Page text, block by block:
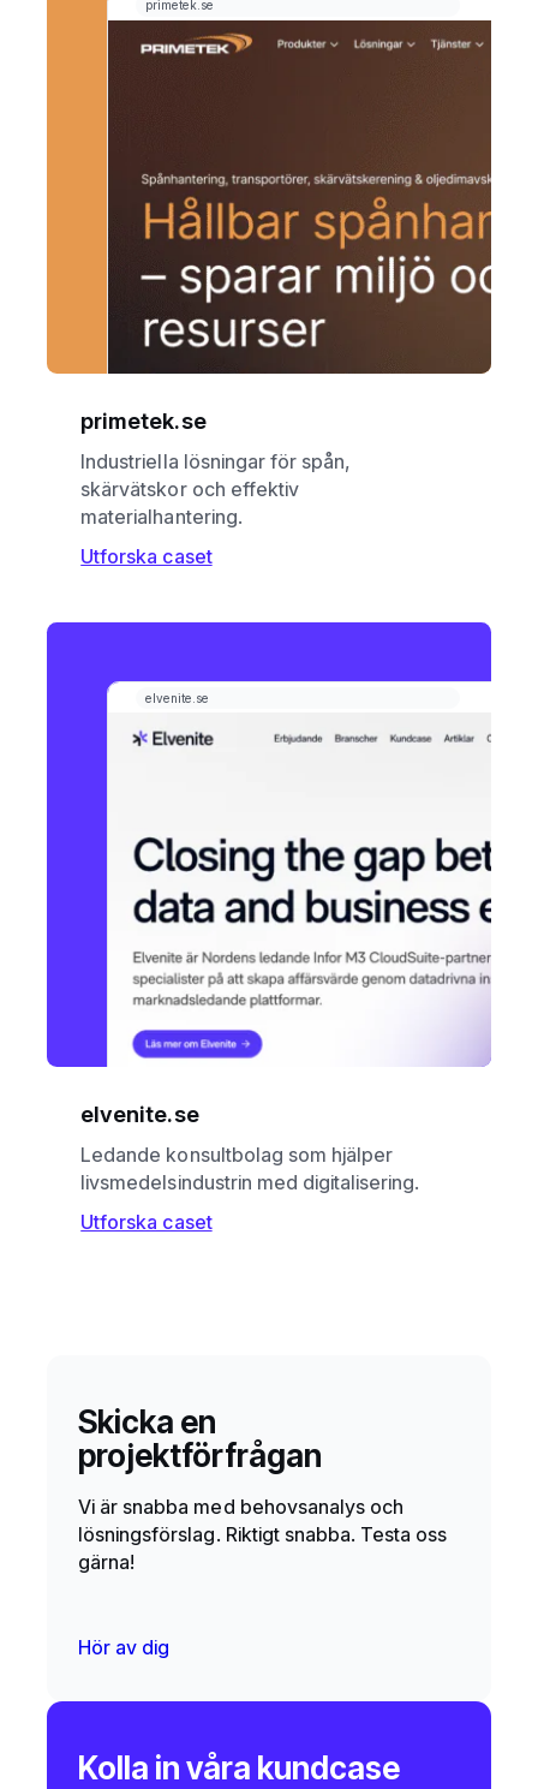
primetek.se
Industriella lösningar för spån,
skärvätskor och effektiv
materialhantering.
Utforska caset
elvenite.se
Ledande konsultbolag som hjälper
livsmedelsindustrin med digitalisering.
Utforska caset
Skicka en
projektförfrågan
Vi är snabba med behovsanalys och
lösningsförslag. Riktigt snabba. Testa oss
gärna!
Hör av dig
Kolla in våra kundcase